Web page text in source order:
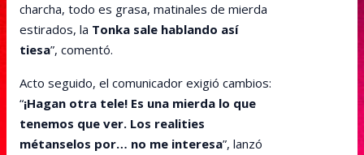
charcha, todo es grasa, matinales de mierda
estirados, la Tonka sale hablando así
tiesa”, comentó.
Acto seguido, el comunicador exigió cambios:
“¡Hagan otra tele! Es una mierda lo que
tenemos que ver. Los realities
métanselos por… no me interesa”, lanzó